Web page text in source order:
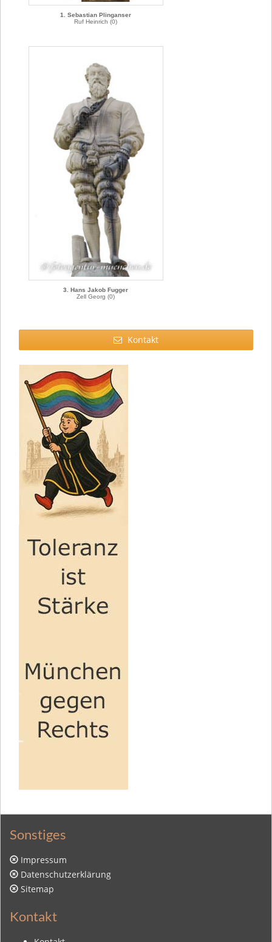
1. Sebastian Plinganser
Ruf Heinrich (0)
3. Hans Jakob Fugger
Zell Georg (0)
Kontakt
Sonstiges
Impressum
Datenschutzerklärung
Sitemap
Kontakt